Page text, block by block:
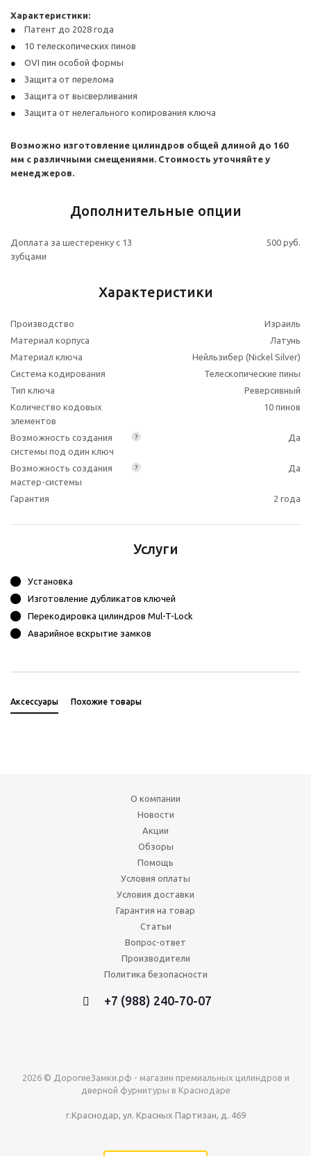
Характеристики:
Патент до 2028 года
10 телескопических пинов
OVI пин особой формы
Защита от перелома
Защита от высверливания
Защита от нелегального копирования ключа
Возможно изготовление цилиндров общей длиной до 160
мм с различными смещениями. Стоимость уточняйте у
менеджеров.
Дополнительные опции
Доплата за шестеренку с 13
зубцами
500 руб.
Характеристики
Производство
Израиль
Материал корпуса
Латунь
Материал ключа
Нейльзибер (Nickel Silver)
Система кодирования
Телескопические пины
Тип ключа
Реверсивный
Количество кодовых
элементов
10 пинов
?
Возможность создания
системы под один ключ
Да
?
Возможность создания
мастер-системы
Да
Гарантия 2 года
Услуги
Установка
Изготовление дубликатов ключей
Перекодировка цилиндров Mul-T-Lock
Аварийное вскрытие замков
Аксессуары Похожие товары
О компании
Новости
Акции
Обзоры
Помощь
Условия оплаты
Условия доставки
Гарантия на товар
Статьи
Вопрос-ответ
Производители
Политика безопасности
+7 (988) 240-70-07
2026 © ДорогиеЗамки.рф - магазин премиальных цилиндров и
дверной фурнитуры в Краснодаре
г.Краснодар, ул. Красных Партизан, д. 469